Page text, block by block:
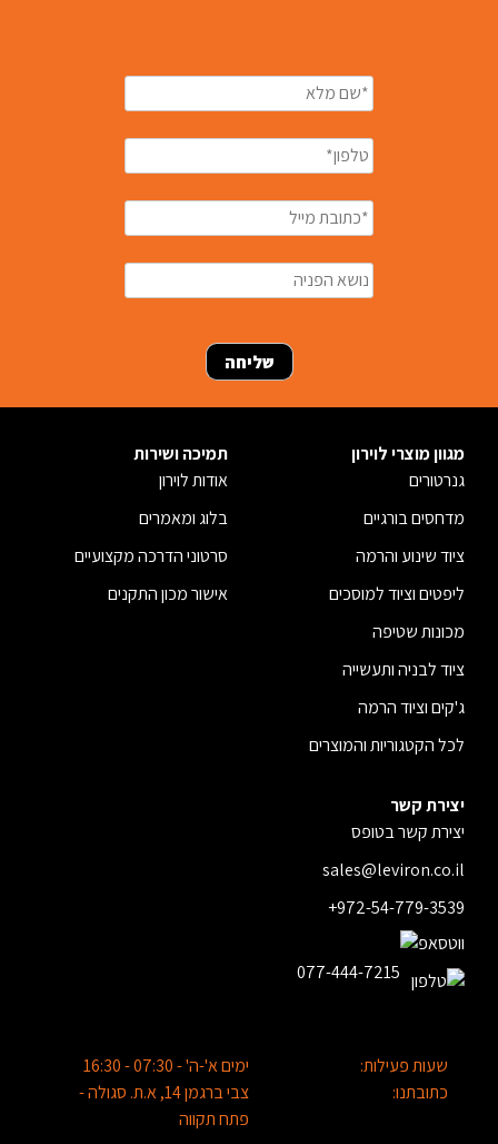
מגוון מוצרי לוירון
גנרטורים
מדחסים בורגיים
ציוד שינוע והרמה
ליפטים וציוד למוסכים
מכונות שטיפה
ציוד לבניה ותעשייה
ג'קים וציוד הרמה
לכל הקטגוריות והמוצרים
תמיכה ושירות
אודות לוירון
בלוג ומאמרים
סרטוני הדרכה מקצועיים
אישור מכון התקנים
יצירת קשר
יצירת קשר בטופס
sales@leviron.co.il
+972-54-779-3539
077-444-7215
שעות פעילות:
ימים א'-ה' - 07:30 - 16:30
כתובתנו:
צבי ברגמן 14, א.ת. סגולה -
פתח תקווה